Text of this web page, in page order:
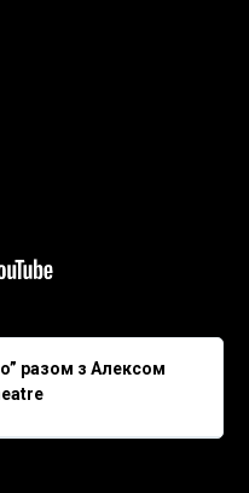
разом з Алексом